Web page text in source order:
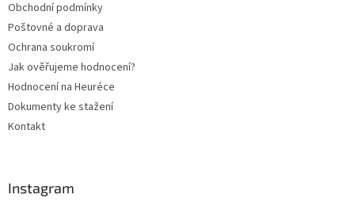
Obchodní podmínky
Poštovné a doprava
Ochrana soukromí
Jak ověřujeme hodnocení?
Hodnocení na Heuréce
Dokumenty ke stažení
Kontakt
Instagram